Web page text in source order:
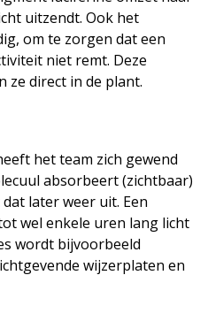
uitzendt. Ook het
om te zorgen dat een
niet remt. Deze
ze direct in de plant.
het team zich gewend
absorbeert (zichtbaar)
later weer uit. Een
wel enkele uren lang licht
wordt bijvoorbeeld
wijzerplaten en